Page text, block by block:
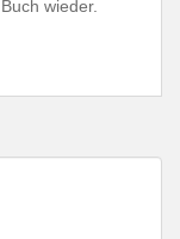
wieder.